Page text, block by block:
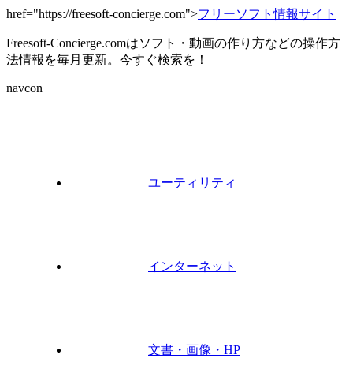
href="https://freesoft-concierge.com">フリーソフト情報サイト
Freesoft-Concierge.comはソフト・動画の作り方などの操作方
法情報を毎月更新。今すぐ検索を！
navcon
ユーティリティ
インターネット
文書・画像・HP